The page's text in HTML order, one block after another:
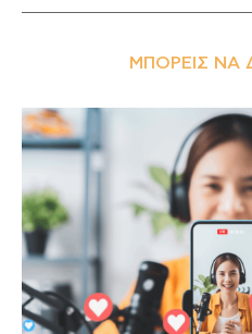
ΜΠΟΡΕΊΣ ΝΑ